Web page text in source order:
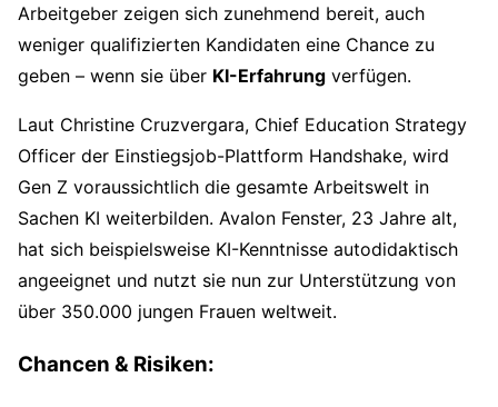
Arbeitgeber zeigen sich zunehmend bereit, auch
weniger qualifizierten Kandidaten eine Chance zu
geben – wenn sie über KI-Erfahrung verfügen.
Laut Christine Cruzvergara, Chief Education Strategy
Officer der Einstiegsjob-Plattform Handshake, wird
Gen Z voraussichtlich die gesamte Arbeitswelt in
Sachen KI weiterbilden. Avalon Fenster, 23 Jahre alt,
hat sich beispielsweise KI-Kenntnisse autodidaktisch
angeeignet und nutzt sie nun zur Unterstützung von
über 350.000 jungen Frauen weltweit.
Chancen & Risiken: